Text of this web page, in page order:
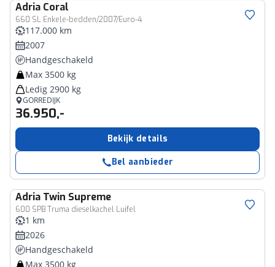
Adria Coral
660 SL Enkele-bedden/2007/Euro-4
117.000 km
2007
Handgeschakeld
Max 3500 kg
Ledig 2900 kg
GORREDIJK
36.950,-
Bekijk details
Bel aanbieder
Adria Twin Supreme
600 SPB Truma dieselkachel Luifel
1 km
2026
Handgeschakeld
Max 3500 kg